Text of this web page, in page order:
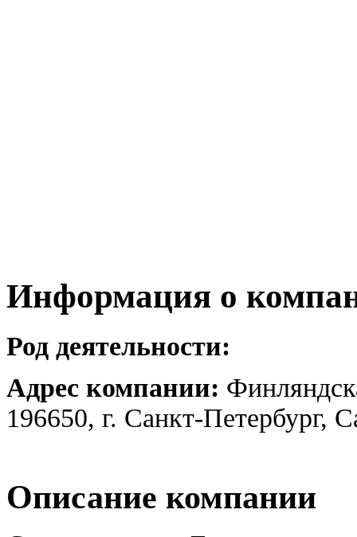
Информация о
Род деятельности:
Адрес компании:
196650, г. Санкт-Петербург,
Описание компании